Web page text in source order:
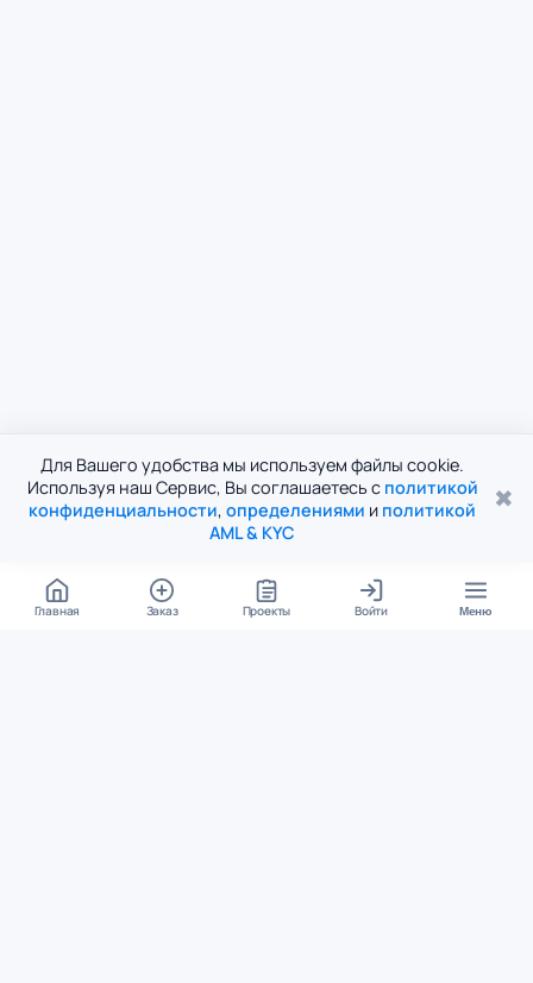
Для Вашего удобства мы используем файлы cookie.
Используя наш Сервис, Вы соглашаетесь с политикой
конфиденциальности, определениями и политикой
AML & KYC
✖
Главная Заказ Проекты Войти Меню